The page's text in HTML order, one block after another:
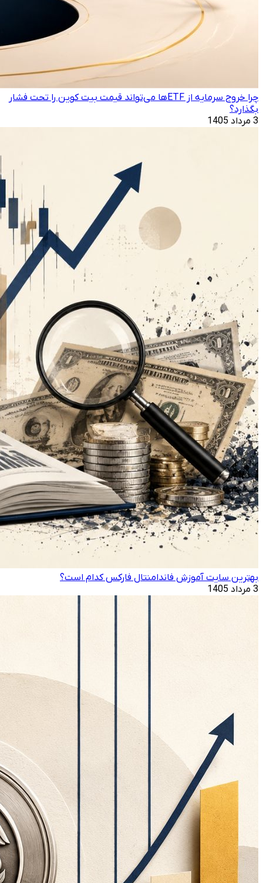
چرا خروج سرمایه از ETFها می‌تواند قیمت بیت‌ کوین را تحت فشار
بگذارد؟
3 مرداد 1405
بهترین سایت آموزش فاندامنتال فارکس کدام است؟
3 مرداد 1405